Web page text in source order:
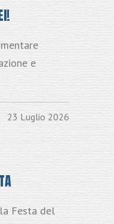
e
23 Luglio 2026
Festa del